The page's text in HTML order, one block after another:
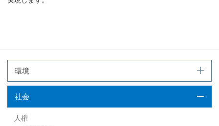
環境
社会
人権